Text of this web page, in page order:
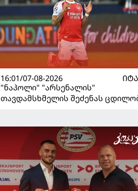
16:01/07-08-2026
"ნაპოლი" "არსენალის"
თავდამსხმელის შეძენას